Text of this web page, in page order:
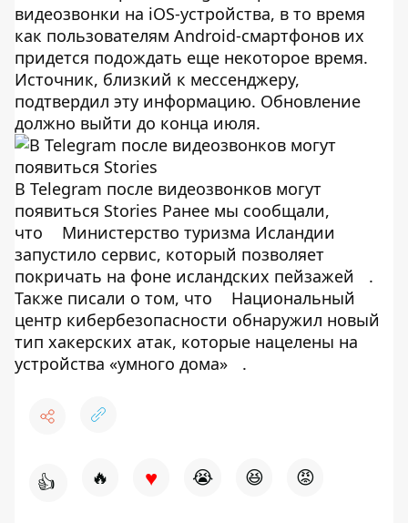
видеозвонки на iOS-устройства, в то время
как пользователям Android-смартфонов их
придется подождать еще некоторое время.
Источник, близкий к мессенджеру,
подтвердил эту информацию. Обновление
должно выйти до конца июля.
В Telegram после видеозвонков могут
появиться Stories Ранее мы сообщали,
что
Министерство туризма Исландии
запустило сервис, который позволяет
покричать на фоне исландских пейзажей
.
Также писали о том, что
Национальный
центр кибербезопасности обнаружил новый
тип хакерских атак, которые нацелены на
устройства «умного дома»
.
👍 🔥 ♥ 😭 😆 😡